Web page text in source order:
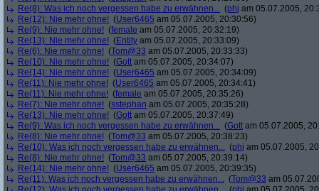
Re(8): Was ich noch vergessen habe zu erwähnen... (phj am 05.07.2005,
Re(12): Nie mehr ohne! (User6465 am 05.07.2005, 20:30:56)
Re(9): Nie mehr ohne! (female am 05.07.2005, 20:32:19)
Re(13): Nie mehr ohne! (Entity am 05.07.2005, 20:33:09)
Re(6): Nie mehr ohne! (Tom@33 am 05.07.2005, 20:33:33)
Re(10): Nie mehr ohne! (Gott am 05.07.2005, 20:34:07)
Re(14): Nie mehr ohne! (User6465 am 05.07.2005, 20:34:09)
Re(11): Nie mehr ohne! (User6465 am 05.07.2005, 20:34:41)
Re(11): Nie mehr ohne! (female am 05.07.2005, 20:35:26)
Re(7): Nie mehr ohne! (sstephan am 05.07.2005, 20:35:28)
Re(13): Nie mehr ohne! (Gott am 05.07.2005, 20:37:49)
Re(9): Was ich noch vergessen habe zu erwähnen... (Gott am 05.07.2005,
Re(8): Nie mehr ohne! (Tom@33 am 05.07.2005, 20:38:23)
Re(10): Was ich noch vergessen habe zu erwähnen... (phj am 05.07.2005,
Re(8): Nie mehr ohne! (Tom@33 am 05.07.2005, 20:39:14)
Re(14): Nie mehr ohne! (User6465 am 05.07.2005, 20:39:35)
Re(11): Was ich noch vergessen habe zu erwähnen... (Tom@33 am